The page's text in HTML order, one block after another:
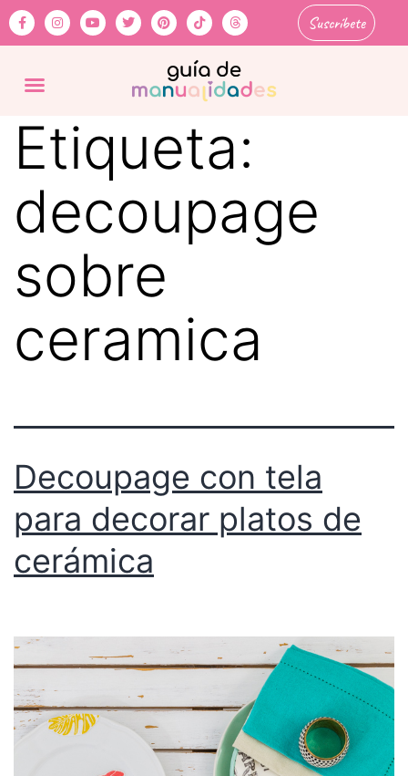
Suscríbete
Etiqueta:
decoupage
sobre
ceramica
Decoupage con tela
para decorar platos de
cerámica